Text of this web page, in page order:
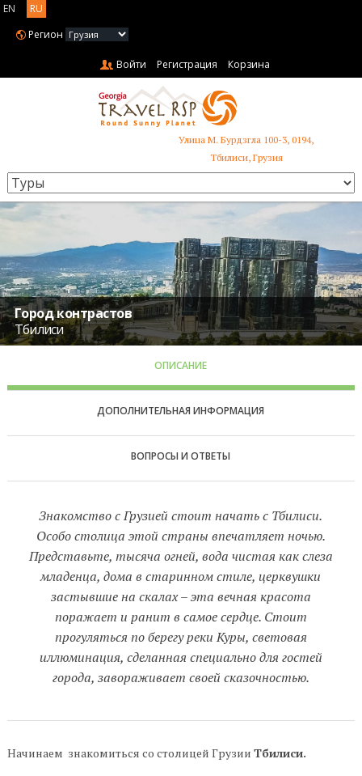
EN
RU
Регион
Войти Регистрация Корзина
Улица М. Бурдзгла 100-3, 0194,
Тбилиси, Грузия
Город контрастов
Тбилиси
ОПИСАНИЕ
ДОПОЛНИТЕЛЬНАЯ ИНФОРМАЦИЯ
ВОПРОСЫ И ОТВЕТЫ
Знакомство с Грузией стоит начать с Тбилиси.
Особо столица этой страны впечатляет ночью.
Представьте, тысяча огней, вода чистая как слеза
младенца, дома в старинном стиле, церквушки
застывшие на скалах – эта вечная красота
поражает и ранит в самое сердце. Стоит
прогуляться по берегу реки Куры, световая
иллюминация, сделанная специально для гостей
города, завораживает своей сказочностью.
Начинаем знакомиться со столицей Грузии Тбилиси.